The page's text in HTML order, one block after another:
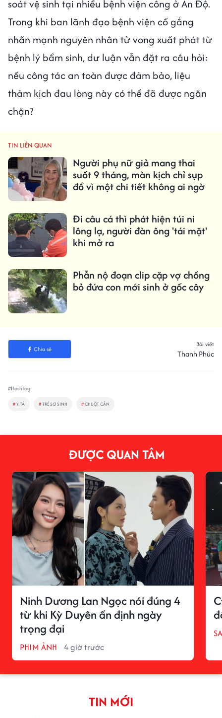
soát vệ sinh tại nhiều bệnh viện công ở Ấn Độ.
Trong khi ban lãnh đạo bệnh viện cố gắng
nhấn mạnh nguyên nhân tử vong xuất phát từ
bệnh lý bẩm sinh, dư luận vẫn đặt ra câu hỏi:
nếu công tác an toàn được đảm bảo, liệu
thảm kịch đau lòng này có thể đã được ngăn
chặn?
TIN LIÊN QUAN
Người phụ nữ giả mang thai
suốt 9 tháng, màn kịch chỉ sụp
đổ vì một chi tiết không ai ngờ
Đi câu cá thì phát hiện túi ni
lông lạ, người đàn ông 'tái mặt'
khi mở ra
Phẫn nộ đoạn clip cặp vợ chồng
bỏ đứa con mới sinh ở gốc cây
Chia sẻ
Bài viết
Thanh Phúc
#Hashtag
#Y TÁ #TRẺ SƠ SINH #CHUỘT CẮN
ĐƯỢC QUAN TÂM
Ninh Dương Lan Ngọc nói đúng 4
từ khi Kỳ Duyên ấn định ngày
trọng đại
PHIM ẢNH 4 giờ trước
TIN MỚI